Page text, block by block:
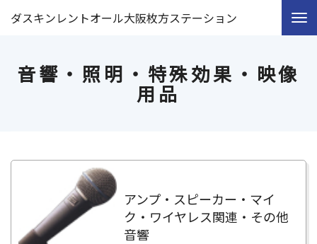
ダスキンレントオール大阪枚方ステーション
音響・照明・特殊効果・映像
用品
アンプ・スピーカー・マイ
ク・ワイヤレス関連・その他
音響